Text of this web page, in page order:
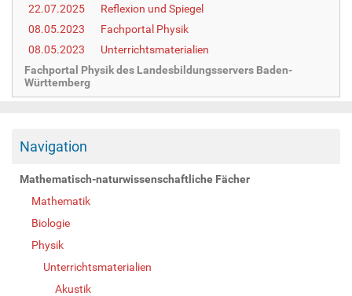
:
22.07.2025
Reflexion und Spiegel
08.05.2023
Fachportal Physik
08.05.2023
Unterrichtsmaterialien
Fachportal Physik des Landesbildungsservers Baden-
Württemberg
Navigation
Mathematisch-naturwissenschaftliche Fächer
Mathematik
Biologie
Physik
Unterrichtsmaterialien
Akustik